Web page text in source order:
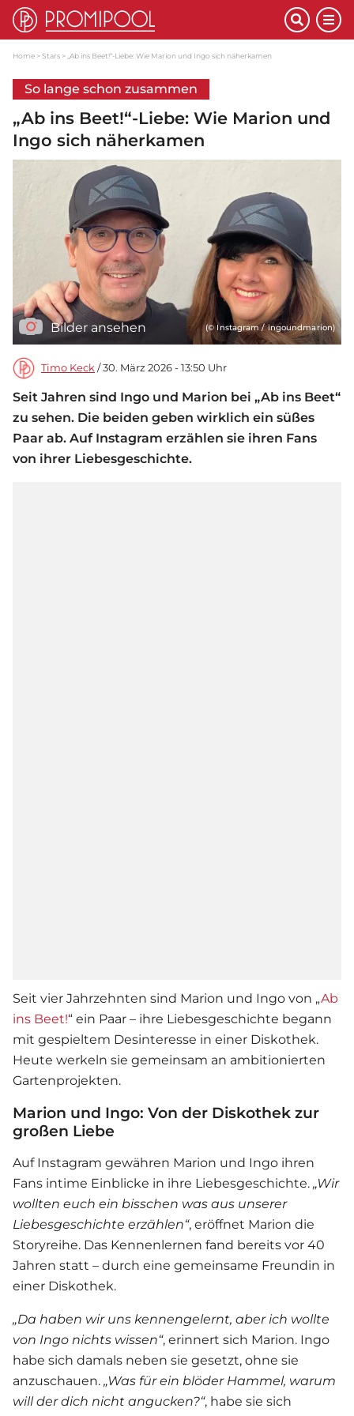
Home Stars „Ab ins Beet!“-Liebe: Wie Marion und Ingo sich näherkamen
So lange schon zusammen
„Ab ins Beet!“-Liebe: Wie Marion und
Ingo sich näherkamen
Bilder ansehen (© Instagram / ingoundmarion)
Timo Keck / 30. März 2026 - 13:50 Uhr
Seit Jahren sind Ingo und Marion bei „Ab ins Beet“
zu sehen. Die beiden geben wirklich ein süßes
Paar ab. Auf Instagram erzählen sie ihren Fans
von ihrer Liebesgeschichte.
Seit vier Jahrzehnten sind Marion und Ingo von „Ab
ins Beet!“ ein Paar – ihre Liebesgeschichte begann
mit gespieltem Desinteresse in einer Diskothek.
Heute werkeln sie gemeinsam an ambitionierten
Gartenprojekten.
Marion und Ingo: Von der Diskothek zur
großen Liebe
Auf Instagram gewähren Marion und Ingo ihren
Fans intime Einblicke in ihre Liebesgeschichte. „Wir
wollten euch ein bisschen was aus unserer
Liebesgeschichte erzählen“, eröffnet Marion die
Storyreihe. Das Kennenlernen fand bereits vor 40
Jahren statt – durch eine gemeinsame Freundin in
einer Diskothek.
„Da haben wir uns kennengelernt, aber ich wollte
von Ingo nichts wissen“, erinnert sich Marion. Ingo
habe sich damals neben sie gesetzt, ohne sie
anzuschauen. „Was für ein blöder Hammel, warum
will der dich nicht angucken?“, habe sie sich